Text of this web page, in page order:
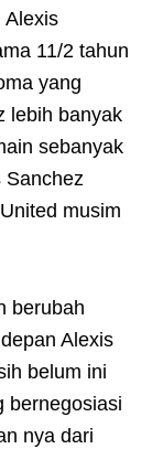
Alexis
11/2 tahun
yang
lebih banyak
sebanyak
Sanchez
musim
berubah
Alexis
belum ini
bernegosiasi
nya dari